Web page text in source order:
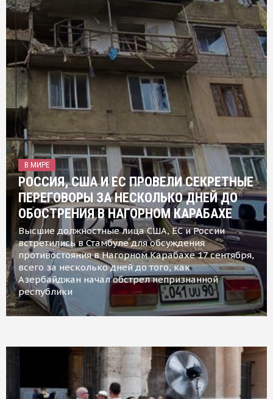
В МИРЕ
РОССИЯ, США И ЕС ПРОВЕЛИ СЕКРЕТНЫЕ
ПЕРЕГОВОРЫ ЗА НЕСКОЛЬКО ДНЕЙ ДО
ОБОСТРЕНИЯ В НАГОРНОМ КАРАБАХЕ
Высшие должностные лица США, ЕС и России
встретились в Стамбуле для обсуждения
противостояния в Нагорном Карабахе 17 сентября,
всего за несколько дней до того, как
Азербайджан начал обстрел непризнанной
республики